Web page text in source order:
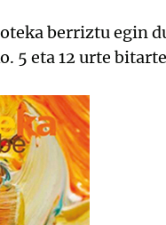
berriztu egin
5 eta 12 urte